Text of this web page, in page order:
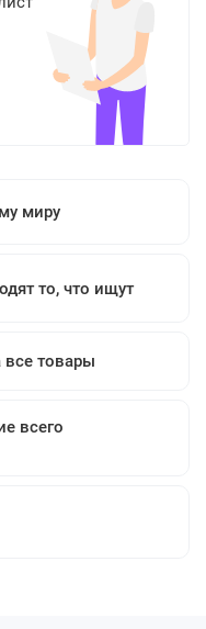
миру
то, что ищут
все товары
всего